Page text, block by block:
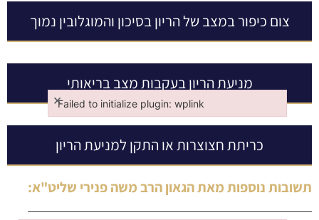
צום כיפור במצב של הריון בסיכון והמוגלובין נמוך
מניעת הריון בעקבות מצב בריאותי
כריתת חצוצרות או התקן למניעת הריון
תשובות נוספות מאתהגאון הרב משה פנירי שליט"א:
Failed to initialize plugin: wplink
×
Failed to initialize plugin: wplink